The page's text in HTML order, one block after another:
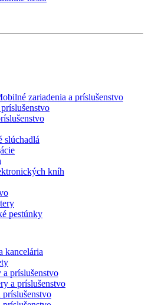
zariadenia a príslušenstvo
slúchadlá
kníh
pestúnky
kancelária
príslušenstvo
a príslušenstvo